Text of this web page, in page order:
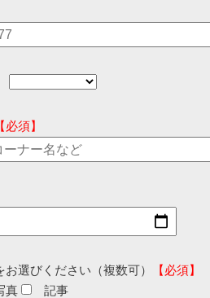
【必須】
選びください（複数可）
【必須】
真 記事